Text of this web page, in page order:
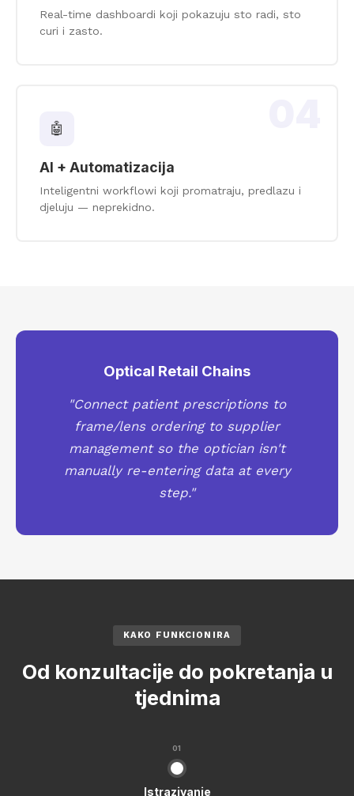
Real-time dashboardi koji pokazuju sto radi, sto
curi i zasto.
🤖
AI + Automatizacija
Inteligentni workflowi koji promatraju, predlazu i
djeluju — neprekidno.
Optical Retail Chains
"Connect patient prescriptions to
frame/lens ordering to supplier
management so the optician isn't
manually re-entering data at every
step."
KAKO FUNKCIONIRA
Od konzultacije do pokretanja u
tjednima
01
Istrazivanje